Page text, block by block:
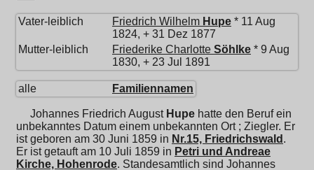
Vater-leiblich Friedrich Wilhelm Hupe * 11 Aug
1824, + 31 Dez 1877
Mutter-leiblich
Friederike Charlotte Söhlke * 9 Aug
1830, + 23 Jul 1891
alle Familiennamen
Johannes Friedrich August Hupe hatte den Beruf ein
unbekanntes Datum einem unbekannten Ort ; Ziegler. Er
ist geboren am 30 Juni 1859 in Nr.15, Friedrichswald .
Er ist getauft am 10 Juli 1859 in Petri und Andreae
Kirche, Hohenrode. Standesamtlich sind Johannes